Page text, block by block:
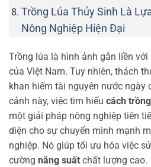
Trồng Lúa Thủy Sinh Là
Nông Nghiệp Hiện Đại
Trồng lúa là hình ảnh gắn liền
của Việt Nam. Tuy nhiên, thách
khan hiếm tài nguyên nước ngày
cảnh này, việc tìm hiểu cách
một giải pháp nông nghiệp tiên
diện cho sự chuyển mình mạnh
nghiệp. Nó giúp tối ưu hóa việc
cường năng suất chất lượng cao.